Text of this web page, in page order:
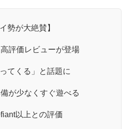
勢が大絶賛】
評価レビューが登場
てくる」と話題に
が少なくすぐ遊べる
以上との評価